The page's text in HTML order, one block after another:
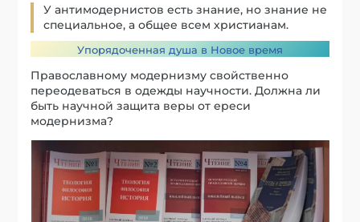
У антимодернистов есть знание, но знание не
специальное, а общее всем христианам.
Упорядоченная душа в Новое время
Православному модернизму свойственно
переодеваться в одежды научности. Должна ли
быть научной защита веры от ереси
модернизма?